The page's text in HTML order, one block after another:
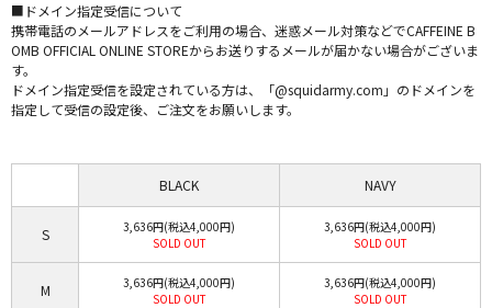
■ドメイン指定受信について
携帯電話のメールアドレスをご利用の場合、迷惑メール対策などでCAFFEINE B
OMB OFFICIAL ONLINE STOREからお送りするメールが届かない場合がございま
す。
ドメイン指定受信を設定されている方は、「@squidarmy.com」のドメインを
指定して受信の設定後、ご注文をお願いします。
BLACK NAVY
S
3,636円(税込4,000円)
SOLD OUT
3,636円(税込4,000円)
SOLD OUT
M
3,636円(税込4,000円)
SOLD OUT
3,636円(税込4,000円)
SOLD OUT